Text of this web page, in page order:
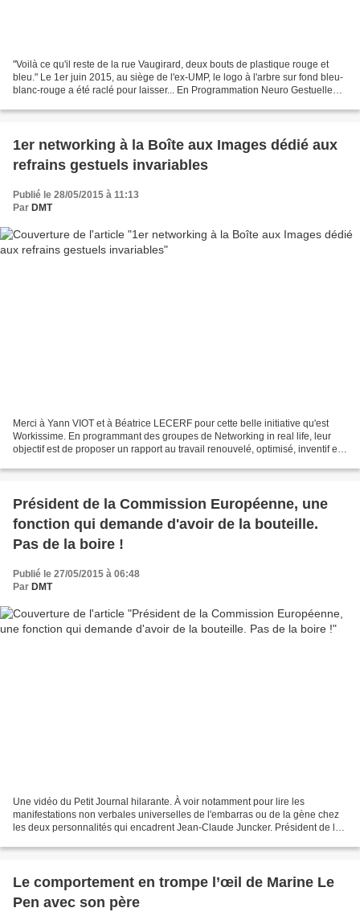
"Voilà ce qu'il reste de la rue Vaugirard, deux bouts de plastique rouge et
bleu." Le 1er juin 2015, au siège de l'ex-UMP, le logo à l'arbre sur fond bleu-
blanc-rouge a été raclé pour laisser... En Programmation Neuro Gestuelle
1er networking à la Boîte aux Images dédié aux
refrains gestuels invariables
Publié le 28/05/2015 à 11:13
Par DMT
Merci à Yann VIOT et à Béatrice LECERF pour cette belle initiative qu'est
Workissime. En programmant des groupes de Networking in real life, leur
objectif est de proposer un rapport au travail renouvelé, optimisé, inventif et
Président de la Commission Européenne, une
fonction qui demande d'avoir de la bouteille.
Pas de la boire !
Publié le 27/05/2015 à 06:48
Par DMT
Une vidéo du Petit Journal hilarante. À voir notamment pour lire les
manifestations non verbales universelles de l'embarras ou de la gène chez
les deux personnalités qui encadrent Jean-Claude Juncker. Président de la
Le comportement en trompe l’œil de Marine Le
Pen avec son père